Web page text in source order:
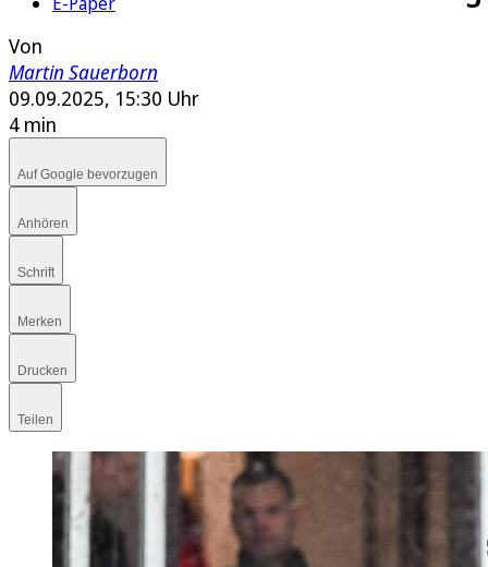
Von
Martin Sauerborn
09.09.2025, 15:30 Uhr
4 min
Auf Google bevorzugen
Anhören
Schrift
Merken
Drucken
Teilen